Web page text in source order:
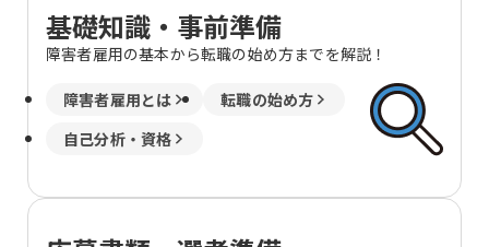
基礎知識・事前準備
障害者雇用の基本から転職の始め方までを解説！
障害者雇用とは
転職の始め方
自己分析・資格